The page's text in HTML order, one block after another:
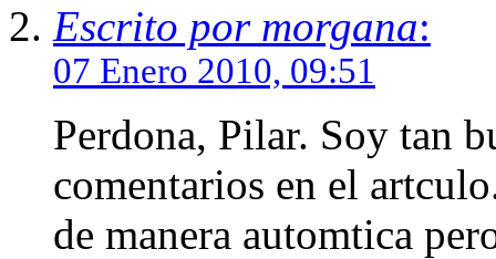
Escrito por morgana:
07 Enero 2010, 09:51
Perdona, Pilar. Soy tan
comentarios en el
de manera automtica